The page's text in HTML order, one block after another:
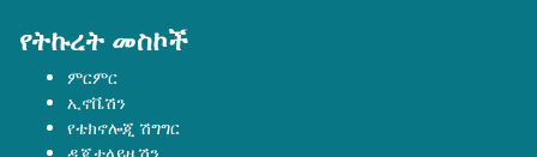
የትኩረት መስኮች
ምርምር
ኢኖቬሽን
የቴክኖሎጂ ሽግግር